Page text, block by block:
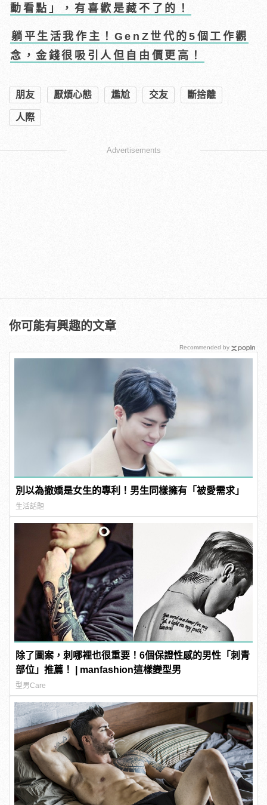
動看點」，有喜歡是藏不了的！
躺平生活我作主！GenZ世代的5個工作觀
念，金錢很吸引人但自由價更高！
朋友 厭煩心態 尷尬 交友 斷捨離
人際
Advertisements
你可能有興趣的文章
別以為撤嬌是女生的專利！男生同樣擁有「被愛需求」
生活話題
除了圖案，刺哪裡也很重要！6個保證性感的男性「刺青
部位」推薦！ | manfashion這樣變型男
型男Care
Recommended by